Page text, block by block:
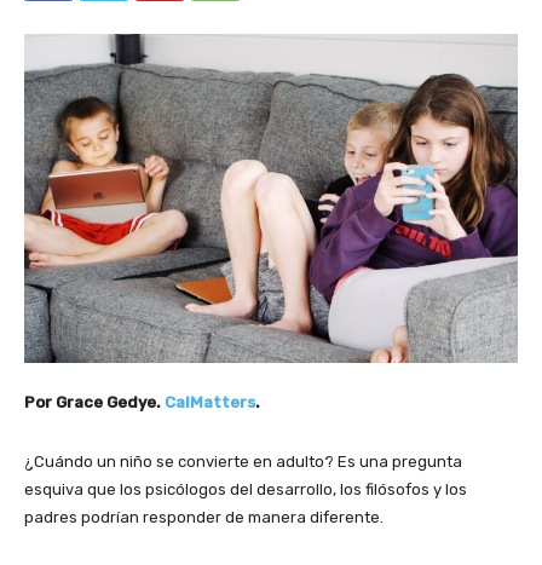
Por Grace Gedye. CalMatters.
¿Cuándo un niño se convierte en adulto? Es una pregunta
esquiva que los psicólogos del desarrollo, los filósofos y los
padres podrían responder de manera diferente.